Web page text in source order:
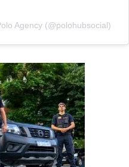
Agency (@polohubsocial)